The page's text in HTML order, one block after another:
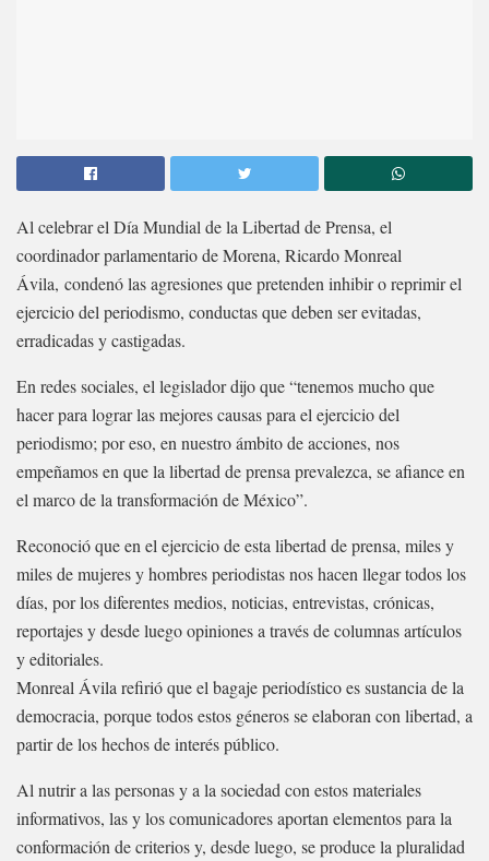
Al celebrar el Día Mundial de la Libertad de Prensa, el
coordinador parlamentario de Morena, Ricardo Monreal
Ávila, condenó las agresiones que pretenden inhibir o reprimir el
ejercicio del periodismo, conductas que deben ser evitadas,
erradicadas y castigadas.
En redes sociales, el legislador dijo que “tenemos mucho que
hacer para lograr las mejores causas para el ejercicio del
periodismo; por eso, en nuestro ámbito de acciones, nos
empeñamos en que la libertad de prensa prevalezca, se afiance en
el marco de la transformación de México”.
Reconoció que en el ejercicio de esta libertad de prensa, miles y
miles de mujeres y hombres periodistas nos hacen llegar todos los
días, por los diferentes medios, noticias, entrevistas, crónicas,
reportajes y desde luego opiniones a través de columnas artículos
y editoriales.
Monreal Ávila refirió que el bagaje periodístico es sustancia de la
democracia, porque todos estos géneros se elaboran con libertad, a
partir de los hechos de interés público.
Al nutrir a las personas y a la sociedad con estos materiales
informativos, las y los comunicadores aportan elementos para la
conformación de criterios y, desde luego, se produce la pluralidad